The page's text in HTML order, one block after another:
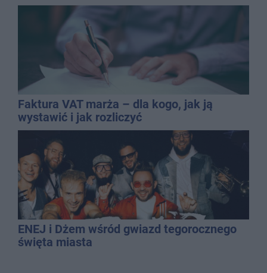
Faktura VAT marża – dla kogo, jak ją
wystawić i jak rozliczyć
ENEJ i Dżem wśród gwiazd tegorocznego
święta miasta